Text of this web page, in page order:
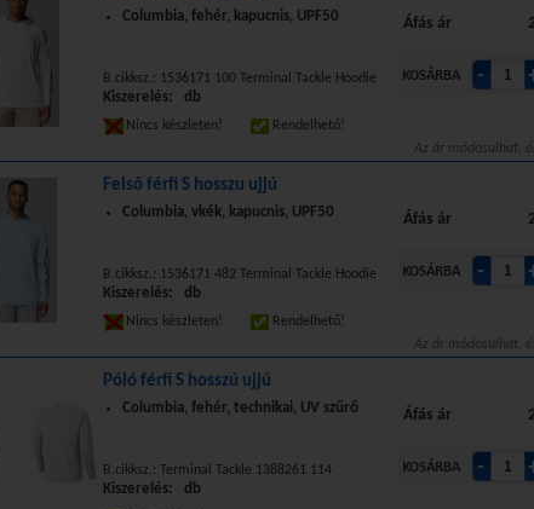
Áfás ár
Columbia, fehér, kapucnis, UPF50
B.cikksz.: 1536171 100 Terminal Tackle Hoodie
Kiszerelés: db
Nincs készleten!
Rendelhető!
Az ár módosulhat,
Felső férfi S hosszu ujjú
Áfás ár
Columbia, vkék, kapucnis, UPF50
B.cikksz.: 1536171 482 Terminal Tackle Hoodie
Kiszerelés: db
Nincs készleten!
Rendelhető!
Az ár módosulhat,
Póló férfi S hosszú ujjú
Áfás ár
Columbia, fehér, technikai, UV szűrő
B.cikksz.: Terminal Tackle 1388261 114
Kiszerelés: db